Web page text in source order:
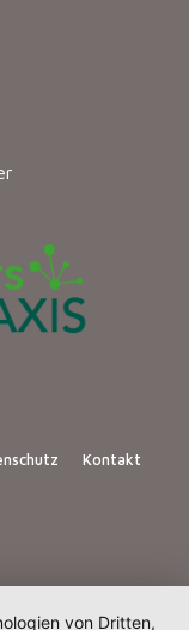
Kontakt
von Dritten,